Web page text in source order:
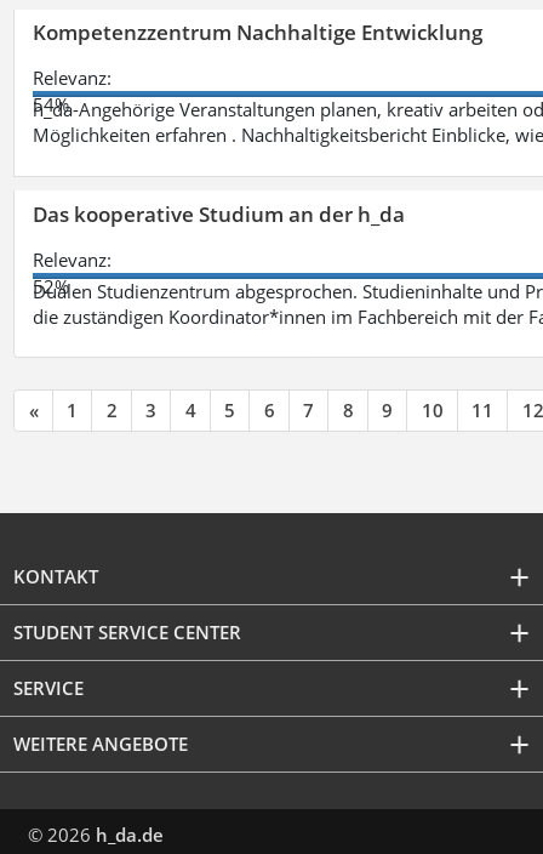
Kompetenzzentrum Nachhaltige Entwicklung
Relevanz:
54%
h_da-Angehörige Veranstaltungen planen, kreativ arbeiten
Möglichkeiten erfahren . Nachhaltigkeitsbericht Einblicke,
Das kooperative Studium an der h_da
Relevanz:
52%
Dualen Studienzentrum abgesprochen. Studieninhalte und
die zuständigen Koordinator*innen im Fachbereich mit der
« 1 2 3 4 5 6 7 8 9 10 11 12
KONTAKT
STUDENT SERVICE CENTER
SERVICE
WEITERE ANGEBOTE
© 2026 h_da.de